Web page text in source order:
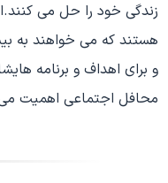
زندگی خود را حل می
هستند که می خواهند به
و برای اهداف و برنامه
محافل اجتماعی اهمیت